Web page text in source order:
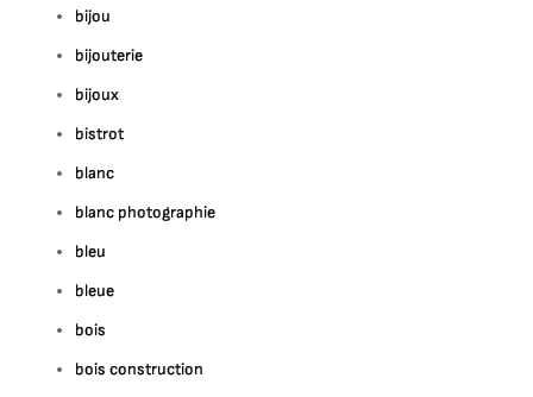
bijou
bijouterie
bijoux
bistrot
blanc
blanc photographie
bleu
bleue
bois
bois construction